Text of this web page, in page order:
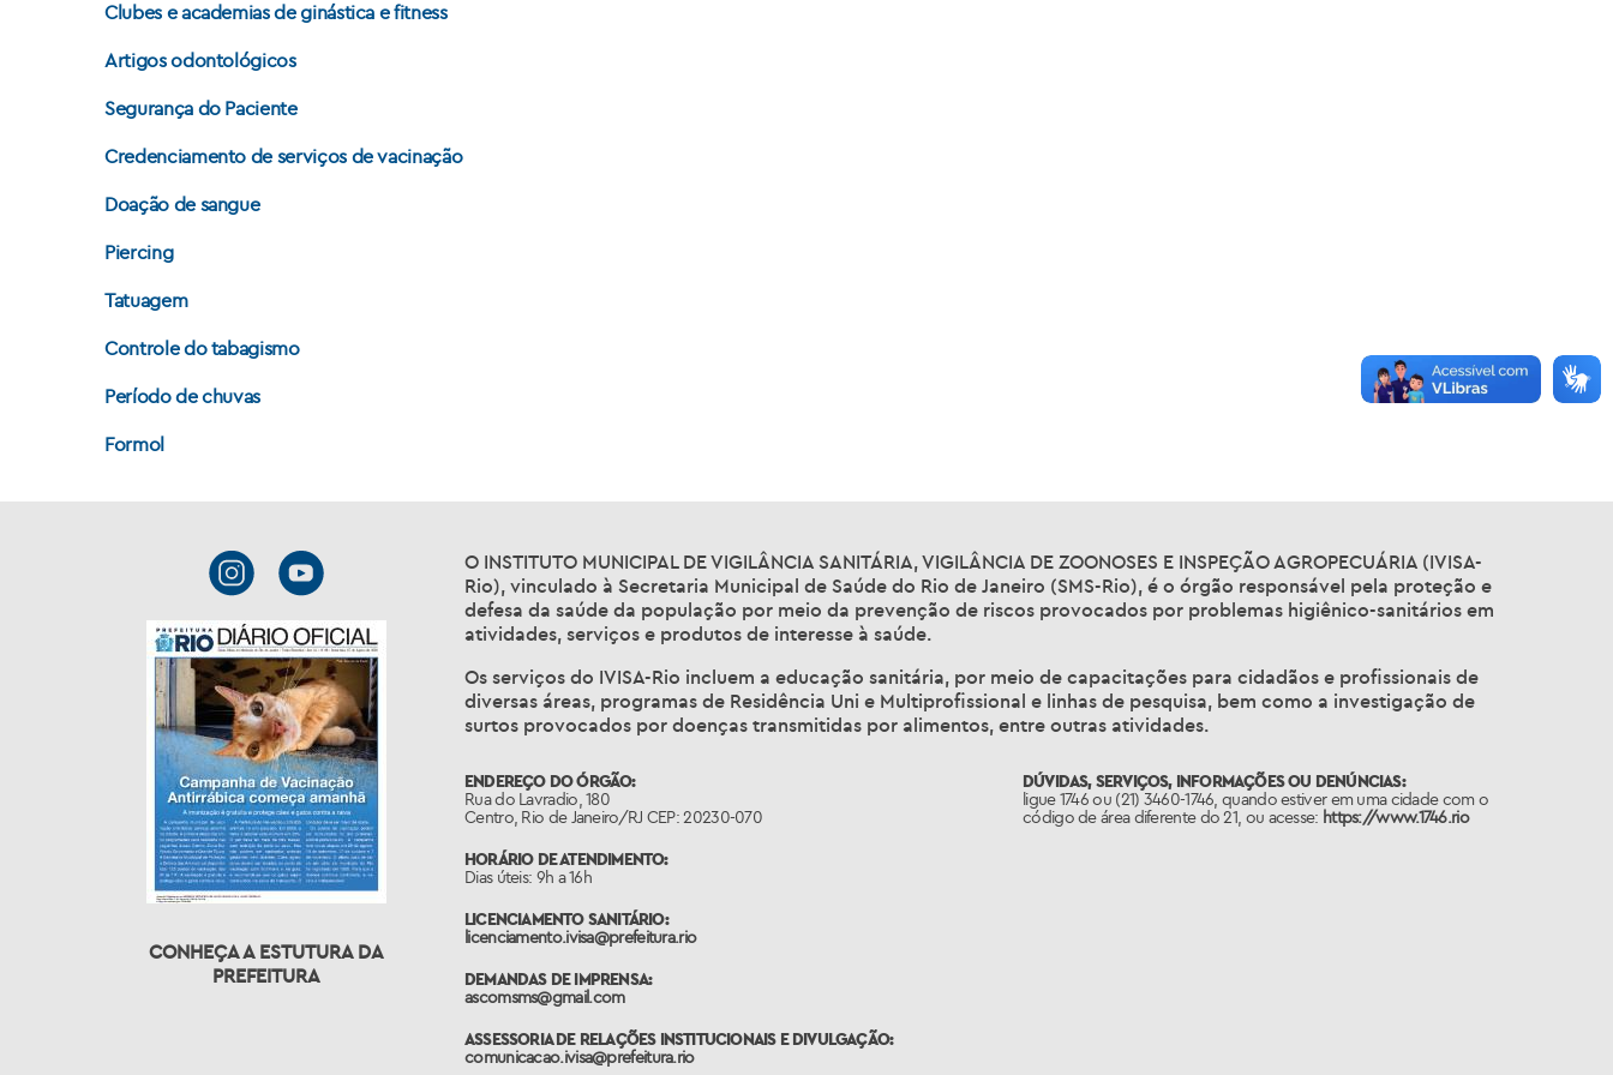
Clubes e academias de ginástica e fitness
Artigos odontológicos
Segurança do Paciente
Credenciamento de serviços de vacinação
Doação de sangue
Piercing
Tatuagem
Controle do tabagismo
Período de chuvas
Formol
CONHEÇA A ESTUTURA DA
PREFEITURA
O INSTITUTO MUNICIPAL DE VIGILÂNCIA SANITÁRIA, VIGILÂNCIA DE ZOONOSES E INSPEÇÃO AGROPECUÁRIA (IVISA-
Rio), vinculado à Secretaria Municipal de Saúde do Rio de Janeiro (SMS-Rio), é o órgão responsável pela proteção e
defesa da saúde da população por meio da prevenção de riscos provocados por problemas higiênico-sanitários em
atividades, serviços e produtos de interesse à saúde.
Os serviços do IVISA-Rio incluem a educação sanitária, por meio de capacitações para cidadãos e profissionais de
diversas áreas, programas de Residência Uni e Multiprofissional e linhas de pesquisa, bem como a investigação de
surtos provocados por doenças transmitidas por alimentos, entre outras atividades.
ENDEREÇO DO ÓRGÃO:
Rua do Lavradio, 180
Centro, Rio de Janeiro/RJ CEP: 20230-070
HORÁRIO DE ATENDIMENTO:
Dias úteis: 9h a 16h
LICENCIAMENTO SANITÁRIO:
licenciamento.ivisa@prefeitura.rio
DEMANDAS DE IMPRENSA:
ascomsms@gmail.com
ASSESSORIA DE RELAÇÕES INSTITUCIONAIS E DIVULGAÇÃO:
comunicacao.ivisa@prefeitura.rio
DÚVIDAS, SERVIÇOS, INFORMAÇÕES OU DENÚNCIAS:
ligue 1746 ou (21) 3460-1746, quando estiver em uma cidade com o
código de área diferente do 21, ou acesse: https://www.1746.rio